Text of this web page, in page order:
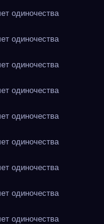
одиночества
одиночества
одиночества
одиночества
одиночества
одиночества
одиночества
одиночества
одиночества